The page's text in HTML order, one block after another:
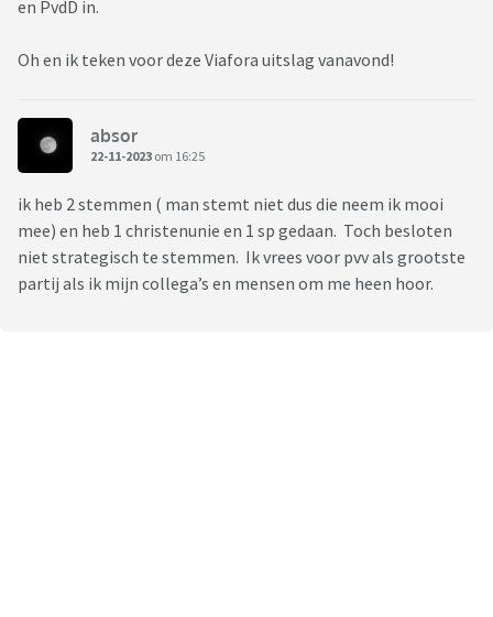
en PvdD in.
Oh en ik teken voor deze Viafora uitslag vanavond!
absor
22-11-2023 om 16:25
ik heb 2 stemmen ( man stemt niet dus die neem ik mooi
mee) en heb 1 christenunie en 1 sp gedaan. Toch besloten
niet strategisch te stemmen. Ik vrees voor pvv als grootste
partij als ik mijn collega’s en mensen om me heen hoor.